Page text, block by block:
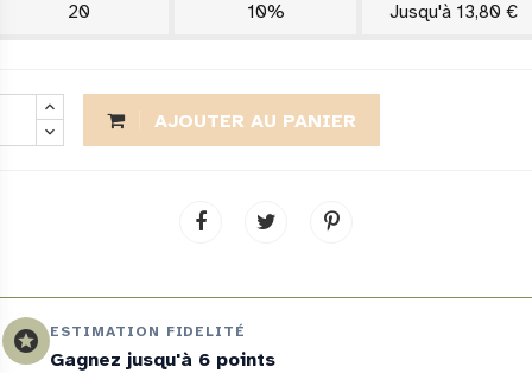
20 10% Jusqu'à 13,80 €
AJOUTER AU PANIER
stars ESTIMATION FIDELITÉ
Gagnez jusqu'à 6 points